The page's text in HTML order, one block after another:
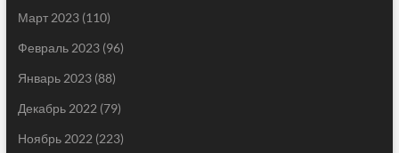
Март 2023(110)
Февраль 2023(96)
Январь 2023(88)
Декабрь 2022(79)
Ноябрь 2022(223)